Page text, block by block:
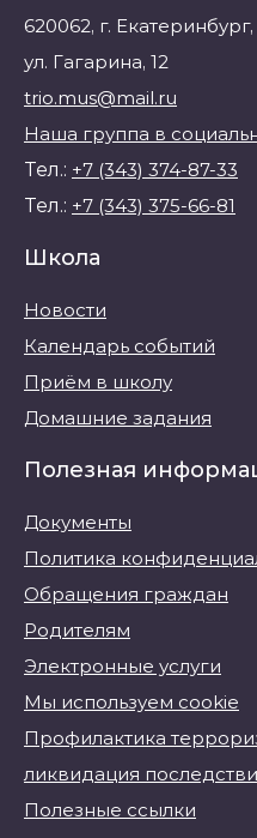
620062, г.
ул. Гагарина, 12
trio.mus@mail.ru
Наша группа в
Тел.: +7 (343) 374-87-33
Тел.: +7 (343) 375-66-81
Школа
Новости
Календарь событий
Приём в школу
Домашние задания
Полезная
Документы
Политика
Обращения граждан
Родителям
Электронные услуги
Мы используем cookie
Профилактика
ликвидация
Полезные ссылки